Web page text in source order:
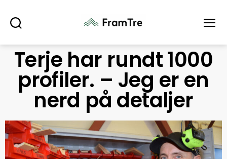
Terje har rundt 1000
profiler. – Jeg er en
nerd på detaljer